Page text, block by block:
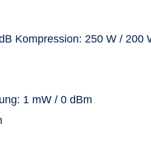
Kompression: 250 W / 200
1 mW / 0 dBm